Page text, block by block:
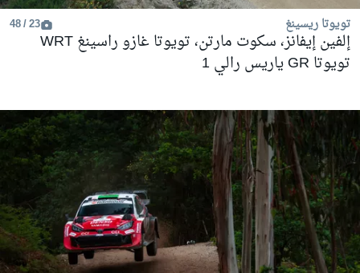
تويوتا ريسينغ 23 / 48
إلفين إيفانز، سكوت مارتن، تويوتا غازو راسينغ WRT
تويوتا GR ياريس رالي 1